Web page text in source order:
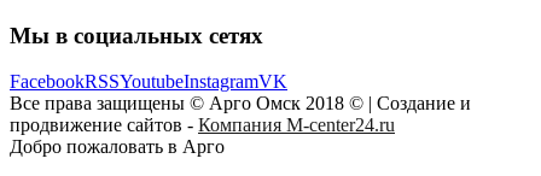
Мы в социальных сетях
FacebookRSSYoutubeInstagramVK
Все права защищены © Арго Омск 2018 © | Создание и
продвижение сайтов - Компания M-center24.ru
Добро пожаловать в Арго